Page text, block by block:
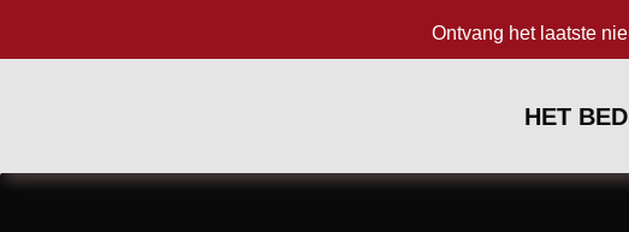
Ontvang het laatste
HET